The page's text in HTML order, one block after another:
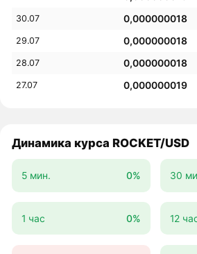
30.07 0,000000018
29.07 0,000000018
28.07 0,000000018
27.07 0,000000019
Динамика курса ROCKET/USD
5 мин. 0% 30
1 час 0% 12